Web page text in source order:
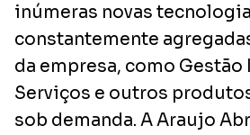
inúmeras novas
constantemente
da empresa, como Gestão
Serviços e outros
sob demanda. A Araujo